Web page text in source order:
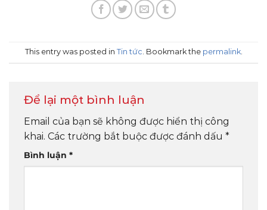
This entry was posted in Tin tức . Bookmark the permalink.
Để lại một bình luận
Email của bạn sẽ không được hiển thị công
khai. Các trường bắt buộc được đánh dấu *
Bình luận *